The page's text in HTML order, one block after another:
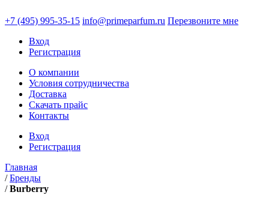
+7 (495) 995-35-15 info@primeparfum.ru Перезвоните мне
Вход
Регистрация
О компании
Условия сотрудничества
Доставка
Скачать прайс
Контакты
Вход
Регистрация
Главная
/Бренды
/Burberry